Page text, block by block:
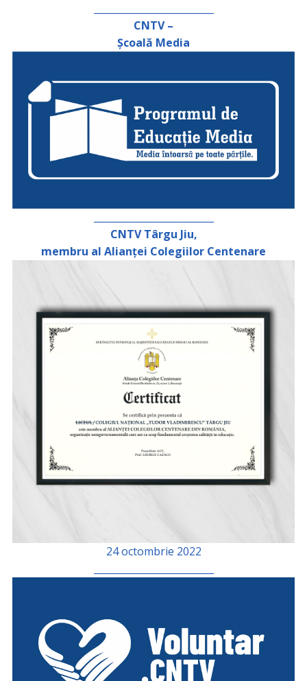
CNTV –
Școală Media
CNTV Târgu Jiu,
membru al Alianței Colegiilor Centenare
24 octombrie 2022